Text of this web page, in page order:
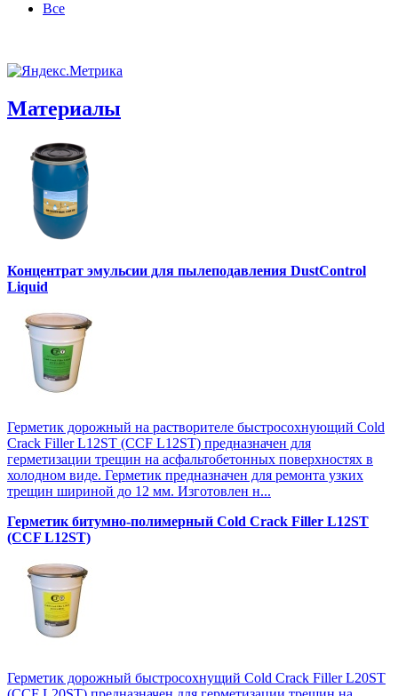
Все
Материалы
Концентрат эмульсии для пылеподавления DustControl
Liquid
Герметик дорожный на растворителе быстросохнующий Cold
Crack Filler L12SТ (CCF L12SТ) предназначен для
герметизации трещин на асфальтобетонных поверхностях в
холодном виде. Герметик предназначен для ремонта узких
трещин шириной до 12 мм. Изготовлен н...
Герметик битумно-полимерный Cold Crack Filler L12SТ
(CCF L12SТ)
Герметик дорожный быстросохнущий Cold Crack Filler L20SТ